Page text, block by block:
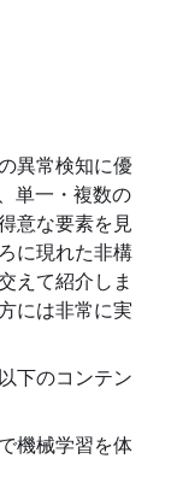
異常検知に優
単一・複数の
意な要素を見
に現れた非構
えて紹介しま
には非常に実
下のコンテン
機械学習を体